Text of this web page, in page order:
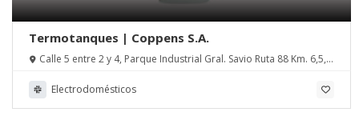
Termotanques | Coppens S.A.
Calle 5 entre 2 y 4, Parque Industrial Gral. Savio Ruta 88 Km. 6,5,
Electrodomésticos